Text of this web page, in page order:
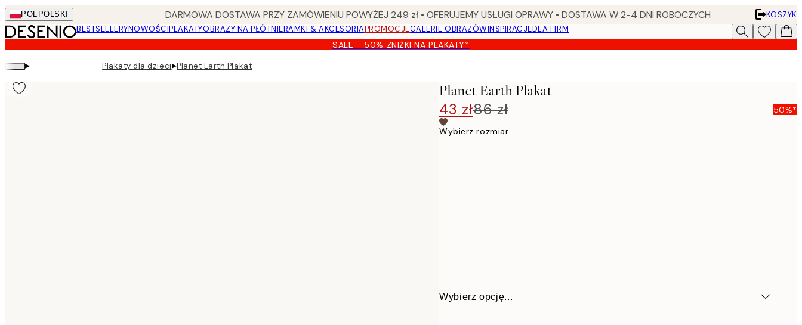
Skip
to
main
content.
POL POLSKI DARMOWA DOSTAWA PRZY ZAMÓWIENIU POWYŻEJ 249 zł • OFERUJEMY USŁUGI OPRAWY • DOSTAWA W 2-4 DNI ROBOCZYCH
KOSZYK
BESTSELLERYNOWOŚCIPLAKATYOBRAZY NA PŁÓTNIERAMKI & AKCESORIAPROMOCJEGALERIE OBRAZÓWINSPIRACJEDLA FIRM
SALE - 50% ZNIŻKI NA PLAKATY*
▸ Plakaty dla dzieci▸Planet Earth Plakat
Planet Earth Plakat
43 zł86 zł 50%*
Wybierz rozmiar
Wybierz opcję...